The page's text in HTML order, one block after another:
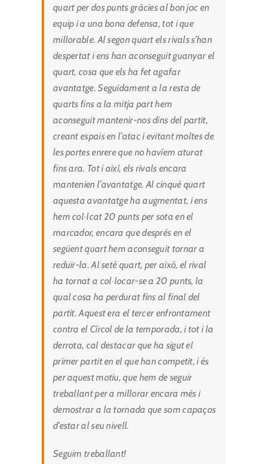
quart per dos punts gràcies al bon joc en
equip i a una bona defensa, tot i que
millorable. Al segon quart els rivals s’han
despertat i ens han aconseguit guanyar el
quart, cosa que els ha fet agafar
avantatge. Seguidament a la resta de
quarts fins a la mitja part hem
aconseguit mantenir-nos dins del partit,
creant espais en l’atac i evitant moltes de
les portes enrere que no havíem aturat
fins ara. Tot i així, els rivals encara
mantenien l’avantatge. Al cinquè quart
aquesta avantatge ha augmentat, i ens
hem col·lcat 20 punts per sota en el
marcador, encara que després en el
següent quart hem aconseguit tornar a
reduïr-la. Al setè quart, per això, el rival
ha tornat a col·locar-se a 20 punts, la
qual cosa ha perdurat fins al final del
partit. Aquest era el tercer enfrontament
contra el Círcol de la temporada, i tot i la
derrota, cal destacar que ha sigut el
primer partit en el que han competit, i és
per aquest motiu, que hem de seguir
treballant per a millorar encara més i
demostrar a la tornada que som capaços
d’estar al seu nivell.
Seguim treballant!